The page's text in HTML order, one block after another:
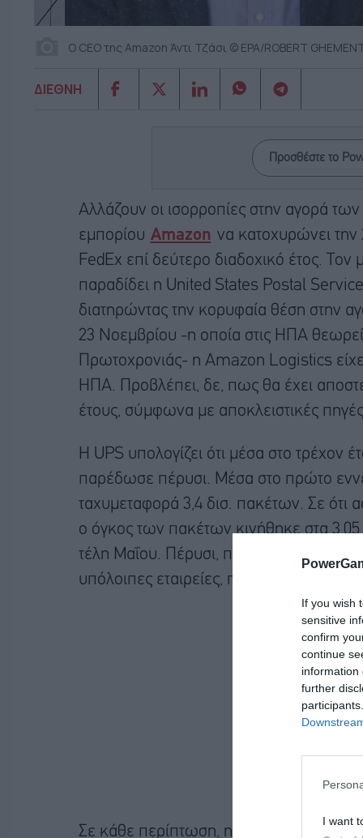
If you wish
sensitive
confirm
continue
information
further
I want
Ο CEO της Amazon Άντι Τζάσι © EPA/ROBERT
ΔΙΕΘΝΗ
Προσθέστε το
Αλλάζουν οι ισορροπίες στην αγορά των
εμπορίου Amazon να κατοχυρώνει την
FedEx επί δεύτερο διαδοχικό έτος.
παραδίδει η United States Postal
διατηρώντας την κορυφαία θέση στην
23 Νοεμβρίου -η οποία στις ΗΠΑ
Πρωτοχρονιάς- η Amazon Logistics
ΗΠΑ. Προβλέπει, δε, πως θα έχει
έτους, σύμφωνα με αποκλειστικές
Η UPS υπολογίζει ότι μέσα στο τρέχον
παρέδωσε πέρυσι. Μέσα στο πρώτο
ταχυμεταφορά 3,4 δισ. πακέτων. Σε ότι
ο όγκος των πακέτων κινήθηκε στα 3,05
τέλη Μαΐου. Πέρυσι, πάντως, η USPS
υπόλοιπες εταιρείες, παρά την πτώση
Σε κάθε περίπτωση, η ταχεία